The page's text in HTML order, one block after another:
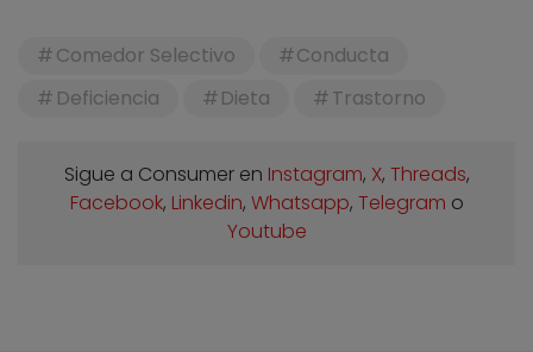
Comedor Selectivo
Conducta
Deficiencia
Dieta Trastorno
Sigue a Consumer en Instagram, X, Threads,
Facebook, Linkedin, Whatsapp, Telegram o
Youtube